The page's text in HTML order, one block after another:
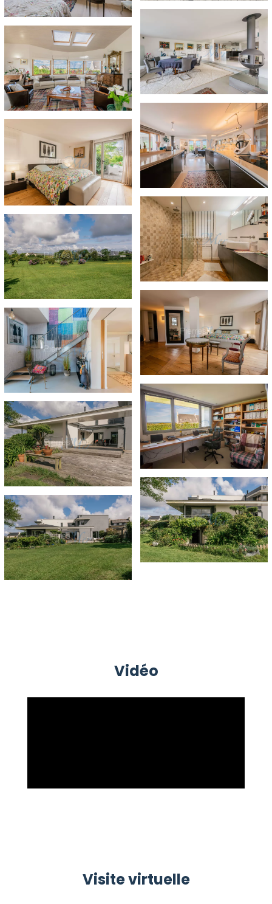
Vidéo
Visite virtuelle